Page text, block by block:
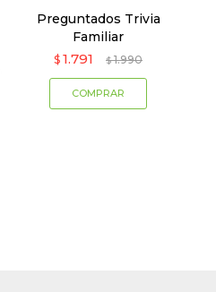
Preguntados Trivia
Familiar
$ 1.791 $ 1.990